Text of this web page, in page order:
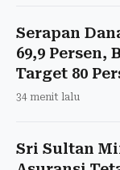
Serapan
69,9 Persen,
Target 80
34 menit lalu
Sri Sultan